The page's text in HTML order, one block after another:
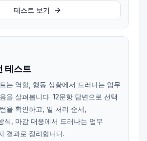
테스트 보기
테스트
는 역할, 행동 상황에서 드러나는 업무
을 살펴봅니다. 12문항 답변으로 선택
을 확인하고, 일 처리 순서,
식, 마감 대응에서 드러나는 업무
결과로 정리합니다.